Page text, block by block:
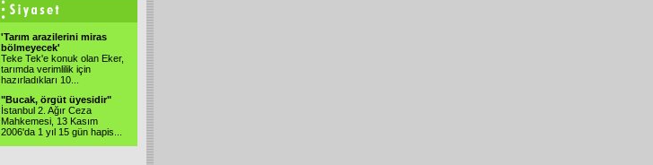
'Tarım arazilerini miras
bölmeyecek'
Teke Tek'e konuk olan Eker,
tarımda verimlilik için
hazırladıkları 10...
"Bucak, örgüt üyesidir"
İstanbul 2. Ağır Ceza
Mahkemesi, 13 Kasım
2006'da 1 yıl 15 gün hapis...